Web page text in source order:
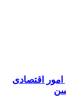
اقتصادی